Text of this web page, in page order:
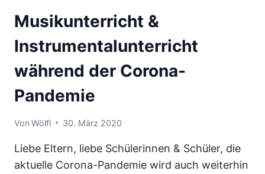
Musikunterricht &
Instrumentalunterricht
während der Corona-
Pandemie
VonWölfl 30. März 2020
Liebe Eltern, liebe Schülerinnen & Schüler, die
aktuelle Corona-Pandemie wird auch weiterhin